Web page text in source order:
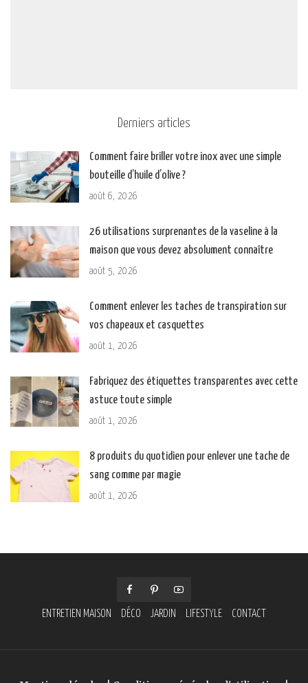
Derniers articles
Comment faire briller votre inox avec une simple
bouteille d’huile d’olive ?
août 6, 2026
26 utilisations surprenantes de la vaseline à la
maison que vous devez absolument connaître
août 5, 2026
Comment enlever les taches de transpiration sur
vos chapeaux et casquettes
août 1, 2026
Fabriquez des étiquettes transparentes avec cette
astuce toute simple
août 1, 2026
8 produits du quotidien pour enlever une tache de
sang comme par magie
août 1, 2026
ENTRETIEN MAISON DÉCO JARDIN LIFESTYLE CONTACT